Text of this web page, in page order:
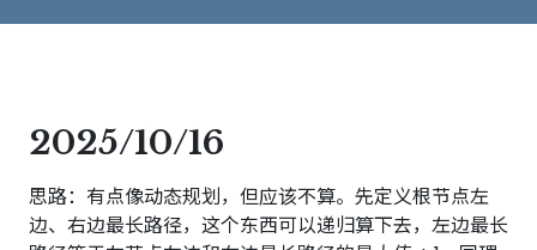
2025/10/16
思路：有点像动态规划，但应该不算。先定义根节点左
边、右边最长路径，这个东西可以递归算下去，左边最长